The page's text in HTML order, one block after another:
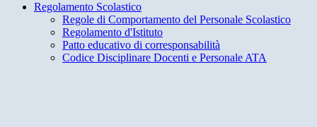
Regolamento Scolastico
Regole di Comportamento del Personale Scolastico
Regolamento d'Istituto
Patto educativo di corresponsabilità
Codice Disciplinare Docenti e Personale ATA